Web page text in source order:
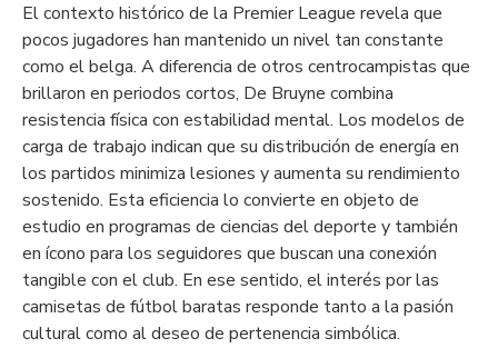
El contexto histórico de la Premier League revela que
pocos jugadores han mantenido un nivel tan constante
como el belga. A diferencia de otros centrocampistas que
brillaron en periodos cortos, De Bruyne combina
resistencia física con estabilidad mental. Los modelos de
carga de trabajo indican que su distribución de energía en
los partidos minimiza lesiones y aumenta su rendimiento
sostenido. Esta eficiencia lo convierte en objeto de
estudio en programas de ciencias del deporte y también
en ícono para los seguidores que buscan una conexión
tangible con el club. En ese sentido, el interés por las
camisetas de fútbol baratas responde tanto a la pasión
cultural como al deseo de pertenencia simbólica.